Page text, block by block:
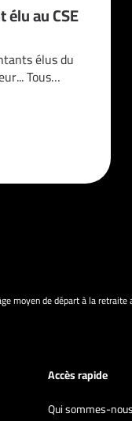
au CSE
élus du
Tous…
moyen de départ à la
Accès rapide
Qui sommes-